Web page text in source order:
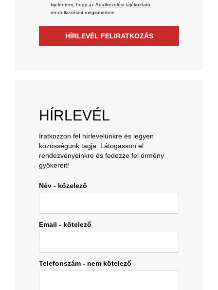
kijelentem, hogy az Adatkezelési tájékoztató
rendelkezéseit megismertem.
HÍRLEVÉL FELIRATKOZÁS
HÍRLEVÉL
Iratkozzon fel hírlevelünkre és legyen
közösségünk tagja. Látogasson el
rendezvényeinkre és fedezze fel örmény
gyökereit!
Név - közelező
Email - kötelező
Telefonszám - nem kötelező